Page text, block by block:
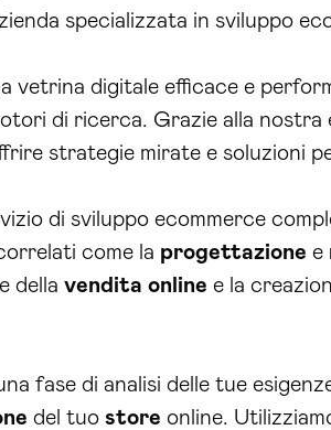
specializzata in sviluppo
vetrina digitale efficace e
di ricerca. Grazie alla nostra
strategie mirate e soluzioni
di sviluppo ecommerce
come la progettazione e
della vendita online e la
fase di analisi delle tue
del tuo store online.